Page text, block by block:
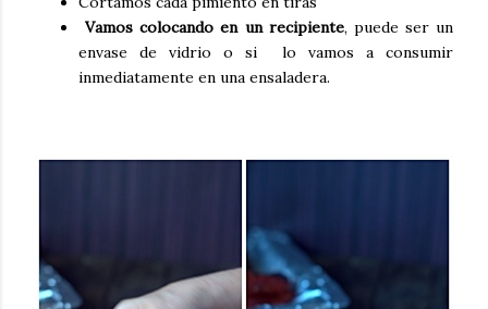
Vamos colocando en un recipiente, puede ser un
envase de vidrio o si lo vamos a consumir
inmediatamente en una ensaladera.